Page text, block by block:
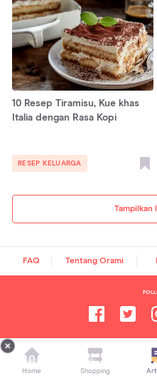
Tampilkan
10 Resep Tiramisu, Kue khas
Italia dengan Rasa Kopi
RESEP KELUARGA
FAQ Tentang Orami
Orami Articles —
Artikel
Gaya
Home Shopping